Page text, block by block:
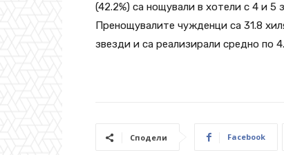
(42.2%) са нощували в хотели с 4 и 5
Пренощувалите чужденци са 31.8
звезди и са реализирали средно по
Сподели Facebook